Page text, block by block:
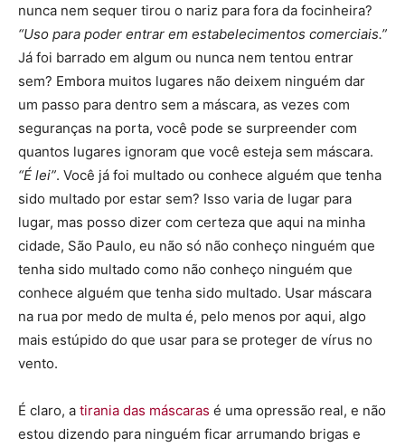
nunca nem sequer tirou o nariz para fora da focinheira?
“Uso para poder entrar em estabelecimentos comerciais.”
Já foi barrado em algum ou nunca nem tentou entrar
sem? Embora muitos lugares não deixem ninguém dar
um passo para dentro sem a máscara, as vezes com
seguranças na porta, você pode se surpreender com
quantos lugares ignoram que você esteja sem máscara.
“É lei”. Você já foi multado ou conhece alguém que tenha
sido multado por estar sem? Isso varia de lugar para
lugar, mas posso dizer com certeza que aqui na minha
cidade, São Paulo, eu não só não conheço ninguém que
tenha sido multado como não conheço ninguém que
conhece alguém que tenha sido multado. Usar máscara
na rua por medo de multa é, pelo menos por aqui, algo
mais estúpido do que usar para se proteger de vírus no
vento.
É claro, a tirania das máscaras é uma opressão real, e não
estou dizendo para ninguém ficar arrumando brigas e